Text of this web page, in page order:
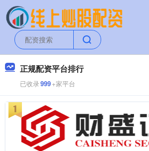
正规配资平台排行
已收录999+家平台